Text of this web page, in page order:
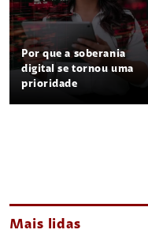
Por que a soberania
digital se tornou uma
prioridade
Mais lidas